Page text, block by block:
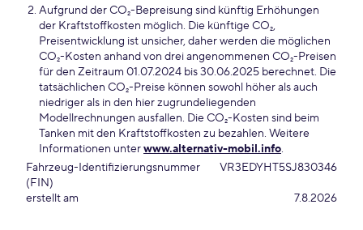
Aufgrund der CO₂-Bepreisung sind künftig Erhöhungen
der Kraftstoffkosten möglich. Die künftige CO₂,
Preisentwicklung ist unsicher, daher werden die möglichen
CO₂-Kosten anhand von drei angenommenen CO₂-Preisen
für den Zeitraum 01.07.2024 bis 30.06.2025 berechnet. Die
tatsächlichen CO₂-Preise können sowohl höher als auch
niedriger als in den hier zugrundeliegenden
Modellrechnungen ausfallen. Die CO₂-Kosten sind beim
Tanken mit den Kraftstoffkosten zu bezahlen. Weitere
Informationen unterwww.alternativ-mobil.info.
Fahrzeug-Identifizierungsnummer
(FIN)
VR3EDYHT5SJ830346
erstellt am 7.8.2026